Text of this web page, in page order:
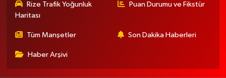
Rize Trafik Yoğunluk
Haritası
Puan Durumu ve Fikstür
Tüm Manşetler Son Dakika Haberleri
Haber Arşivi